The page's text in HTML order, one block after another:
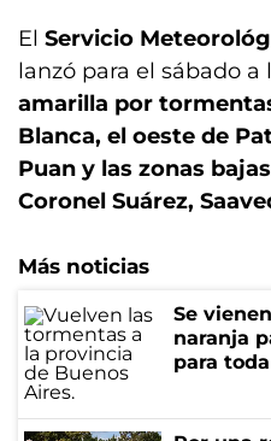
El Servicio
lanzó para el sábado a
amarilla por
Blanca, el oeste de
Puan y las zonas
Coronel Suárez,
Más noticias
Se
naranja
para